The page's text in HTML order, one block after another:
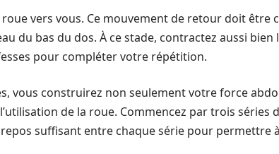
roue vers vous. Ce mouvement de retour doit
du bas du dos. À ce stade, contractez aussi
pour compléter votre répétition.
vous construirez non seulement votre force
de la roue. Commencez par trois séries
suffisant entre chaque série pour permettre